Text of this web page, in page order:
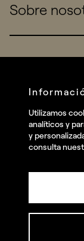
Startups
Work
Sobre
Talent
Contact
Instagram
Facebook
© summa.es
Utilizamos
analíticos y
y
consulta